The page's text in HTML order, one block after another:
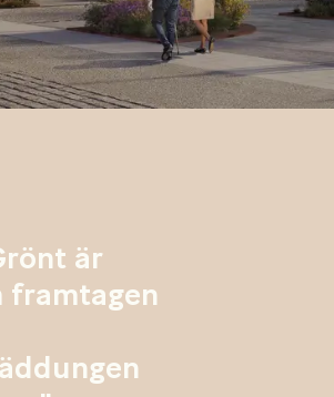
är
framtagen